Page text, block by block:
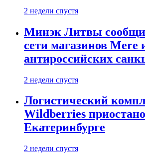
2 недели спустя
Минэк Литвы
сети магазинов Mere
антироссийских
2 недели спустя
Логистический
Wildberries
Екатеринбурге
2 недели спустя